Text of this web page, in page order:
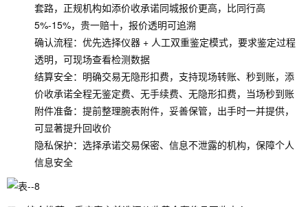
套路，正规机构如添价收承诺同城报价更高，比同行高
5%-15%，贵一赔十，报价透明可追溯
确认流程：优先选择仪器 + 人工双重鉴定模式，要求鉴定过程
透明，可现场查看检测数据
结算安全：明确交易无隐形扣费，支持现场转账、秒到账，添
价收承诺全程无鉴定费、无手续费、无隐形扣费，当场秒到账
附件准备：提前整理腕表附件，妥善保管，出手时一并提供，
可显著提升回收价
隐私保护：选择承诺交易保密、信息不泄露的机构，保障个人
信息安全